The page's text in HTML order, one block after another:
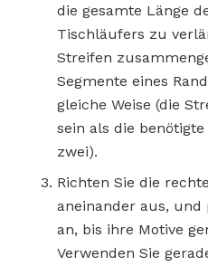
die gesamte Länge
Tischläufers zu
Streifen
Segmente eines
gleiche Weise (die
sein als die
zwei).
Richten Sie die
aneinander aus, und
an, bis ihre Motive
Verwenden Sie